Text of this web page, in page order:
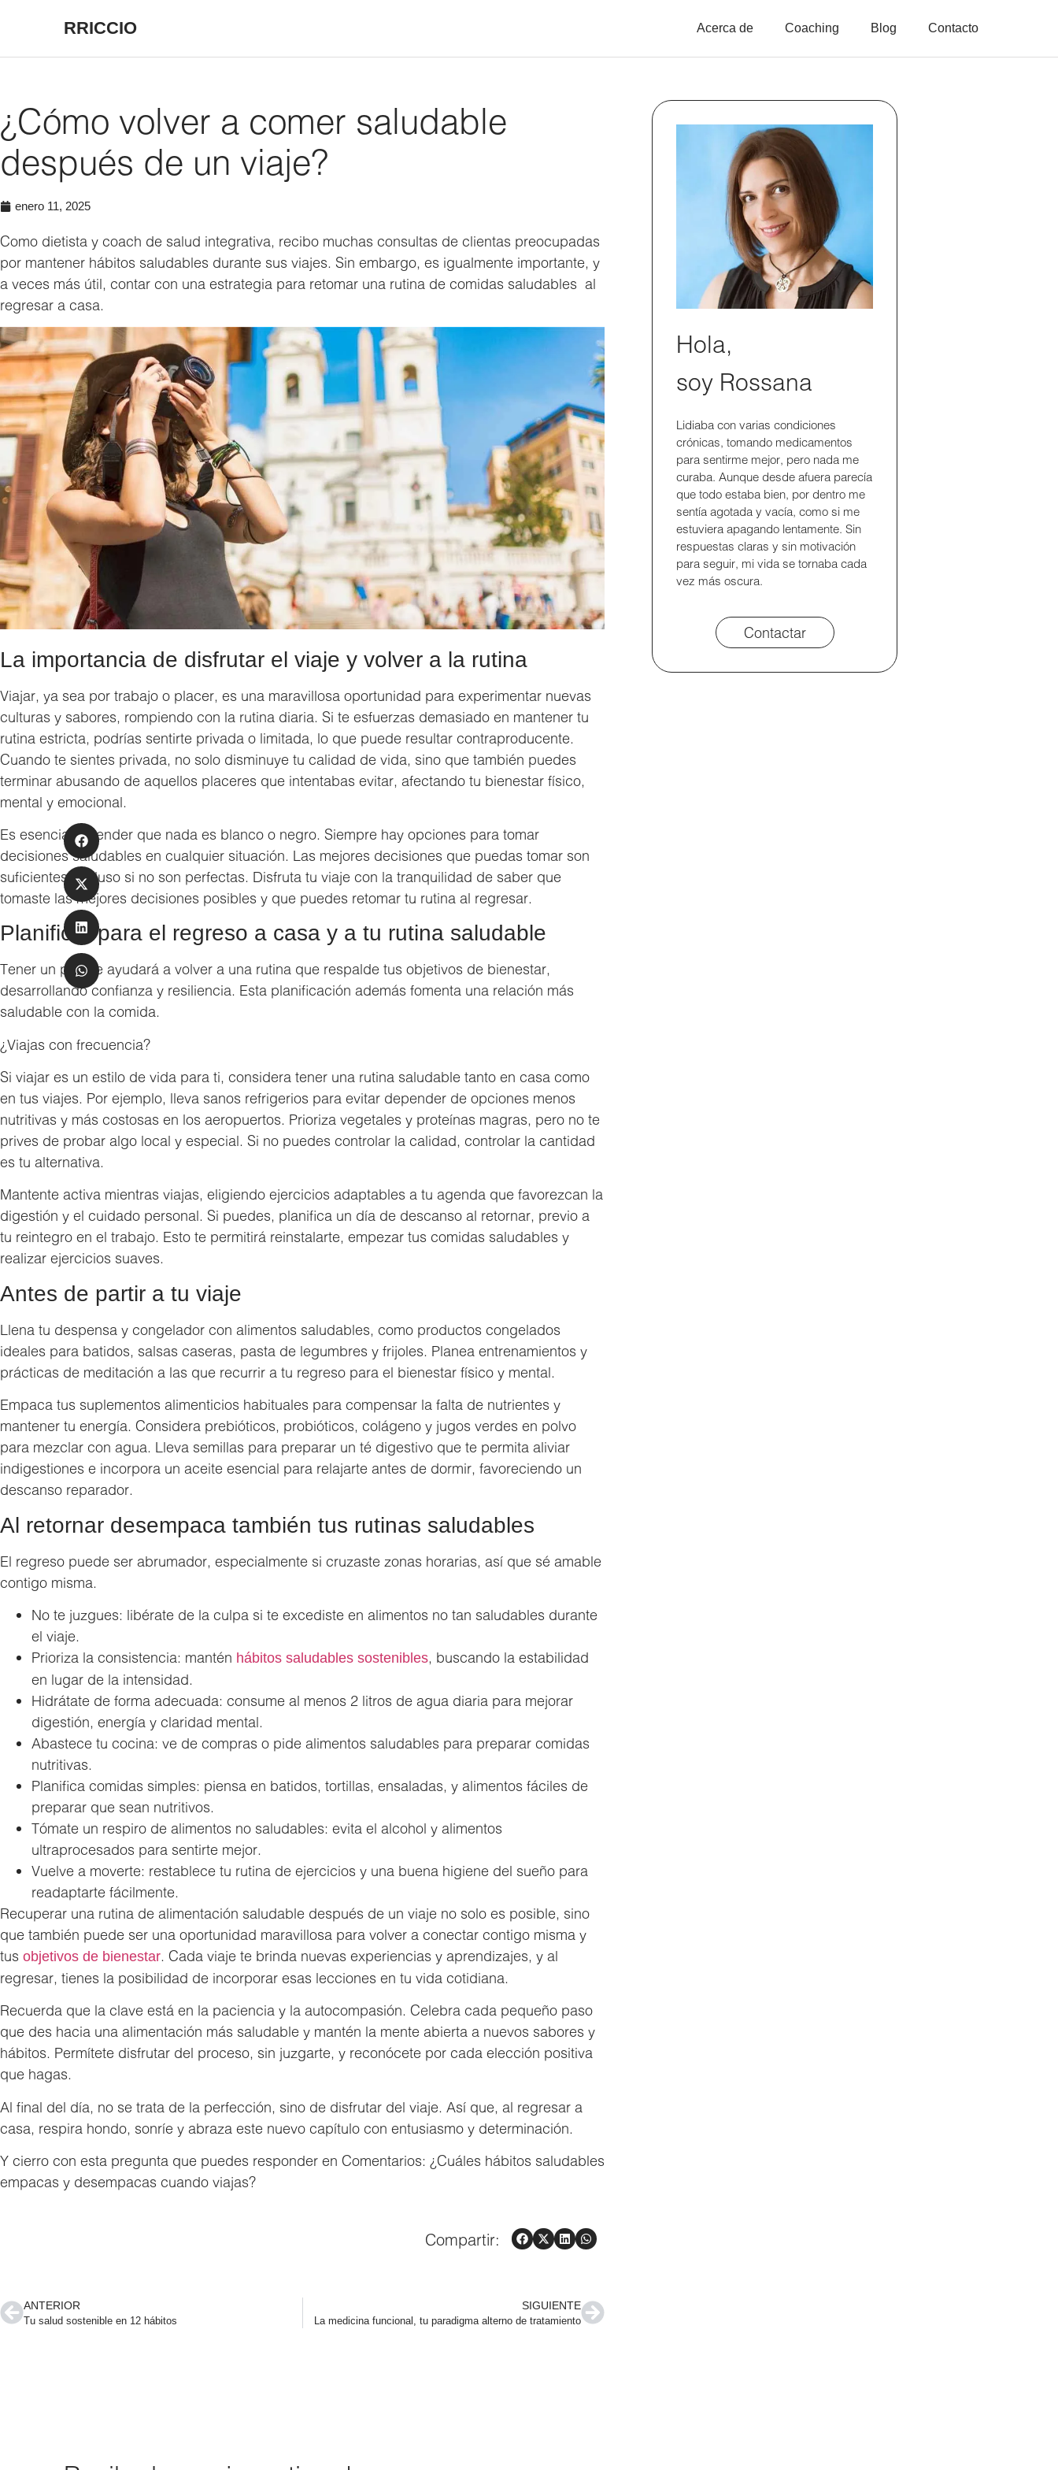
RRICCIO Acerca de Coaching Blog Contacto
¿Cómo volver a comer saludable
después de un viaje?
enero 11, 2025
Como dietista y coach de salud integrativa, recibo muchas consultas de clientas preocupadas
por mantener hábitos saludables durante sus viajes. Sin embargo, es igualmente importante, y
a veces más útil, contar con una estrategia para retomar una rutina de comidas saludables al
regresar a casa.
La importancia de disfrutar el viaje y volver a la rutina
Viajar, ya sea por trabajo o placer, es una maravillosa oportunidad para experimentar nuevas
culturas y sabores, rompiendo con la rutina diaria. Si te esfuerzas demasiado en mantener tu
rutina estricta, podrías sentirte privada o limitada, lo que puede resultar contraproducente.
Cuando te sientes privada, no solo disminuye tu calidad de vida, sino que también puedes
terminar abusando de aquellos placeres que intentabas evitar, afectando tu bienestar físico,
mental y emocional.
Es esencial entender que nada es blanco o negro. Siempre hay opciones para tomar
decisiones saludables en cualquier situación. Las mejores decisiones que puedas tomar son
suficientes, incluso si no son perfectas. Disfruta tu viaje con la tranquilidad de saber que
tomaste las mejores decisiones posibles y que puedes retomar tu rutina al regresar.
Planificar para el regreso a casa y a tu rutina saludable
Tener un plan te ayudará a volver a una rutina que respalde tus objetivos de bienestar,
desarrollando confianza y resiliencia. Esta planificación además fomenta una relación más
saludable con la comida.
¿Viajas con frecuencia?
Si viajar es un estilo de vida para ti, considera tener una rutina saludable tanto en casa como
en tus viajes. Por ejemplo, lleva sanos refrigerios para evitar depender de opciones menos
nutritivas y más costosas en los aeropuertos. Prioriza vegetales y proteínas magras, pero no te
prives de probar algo local y especial. Si no puedes controlar la calidad, controlar la cantidad
es tu alternativa.
Mantente activa mientras viajas, eligiendo ejercicios adaptables a tu agenda que favorezcan la
digestión y el cuidado personal. Si puedes, planifica un día de descanso al retornar, previo a
tu reintegro en el trabajo. Esto te permitirá reinstalarte, empezar tus comidas saludables y
realizar ejercicios suaves.
Antes de partir a tu viaje
Llena tu despensa y congelador con alimentos saludables, como productos congelados
ideales para batidos, salsas caseras, pasta de legumbres y frijoles. Planea entrenamientos y
prácticas de meditación a las que recurrir a tu regreso para el bienestar físico y mental.
Empaca tus suplementos alimenticios habituales para compensar la falta de nutrientes y
mantener tu energía. Considera prebióticos, probióticos, colágeno y jugos verdes en polvo
para mezclar con agua. Lleva semillas para preparar un té digestivo que te permita aliviar
indigestiones e incorpora un aceite esencial para relajarte antes de dormir, favoreciendo un
descanso reparador.
Al retornar desempaca también tus rutinas saludables
El regreso puede ser abrumador, especialmente si cruzaste zonas horarias, así que sé amable
contigo misma.
No te juzgues: libérate de la culpa si te excediste en alimentos no tan saludables durante
el viaje.
Prioriza la consistencia: mantén hábitos saludables sostenibles, buscando la estabilidad
en lugar de la intensidad.
Hidrátate de forma adecuada: consume al menos 2 litros de agua diaria para mejorar
digestión, energía y claridad mental.
Abastece tu cocina: ve de compras o pide alimentos saludables para preparar comidas
nutritivas.
Planifica comidas simples: piensa en batidos, tortillas, ensaladas, y alimentos fáciles de
preparar que sean nutritivos.
Tómate un respiro de alimentos no saludables: evita el alcohol y alimentos
ultraprocesados para sentirte mejor.
Vuelve a moverte: restablece tu rutina de ejercicios y una buena higiene del sueño para
readaptarte fácilmente.
Recuperar una rutina de alimentación saludable después de un viaje no solo es posible, sino
que también puede ser una oportunidad maravillosa para volver a conectar contigo misma y
tus objetivos de bienestar. Cada viaje te brinda nuevas experiencias y aprendizajes, y al
regresar, tienes la posibilidad de incorporar esas lecciones en tu vida cotidiana.
Recuerda que la clave está en la paciencia y la autocompasión. Celebra cada pequeño paso
que des hacia una alimentación más saludable y mantén la mente abierta a nuevos sabores y
hábitos. Permítete disfrutar del proceso, sin juzgarte, y reconócete por cada elección positiva
que hagas.
Al final del día, no se trata de la perfección, sino de disfrutar del viaje. Así que, al regresar a
casa, respira hondo, sonríe y abraza este nuevo capítulo con entusiasmo y determinación.
Y cierro con esta pregunta que puedes responder en Comentarios: ¿Cuáles hábitos saludables
empacas y desempacas cuando viajas?
Compartir:
ANTERIOR
Tu salud sostenible en 12 hábitos
SIGUIENTE
La medicina funcional, tu paradigma alterno de tratamiento
Hola,
soy Rossana
Lidiaba con varias condiciones
crónicas, tomando medicamentos
para sentirme mejor, pero nada me
curaba. Aunque desde afuera parecía
que todo estaba bien, por dentro me
sentía agotada y vacía, como si me
estuviera apagando lentamente. Sin
respuestas claras y sin motivación
para seguir, mi vida se tornaba cada
vez más oscura.
Contactar